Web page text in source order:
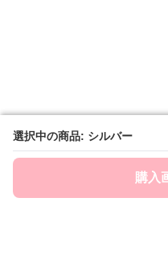
選択中の商品: シルバー
購入
選択中の商品: シルバー
購入